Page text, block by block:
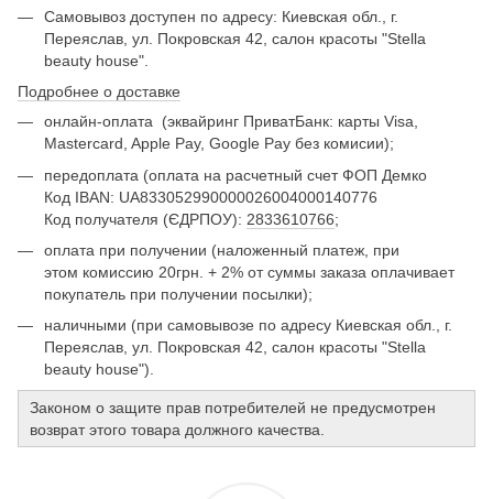
Самовывоз доступен по адресу: Киевская обл., г.
Переяслав, ул. Покровская 42, салон красоты "Stella
beauty house".
Подробнее о доставке
онлайн-оплата
(эквайринг ПриватБанк: карты Visa,
Mastercard, Apple Pay, Google Pay без комисии);
передоплата (оплата на расчетный счет ФОП Демко
Код IBAN: UA833052990000026004000140776
Код получателя (ЄДРПОУ): 2833610766;
оплата при получении (наложенный платеж, при
этом комиссию 20грн. + 2% от суммы заказа оплачивает
покупатель при получении посылки);
наличными (при самовывозе по адресу Киевская обл., г.
Переяслав, ул. Покровская 42, салон красоты "Stella
beauty house").
Законом о защите прав потребителей не предусмотрен
возврат этого товара должного качества.